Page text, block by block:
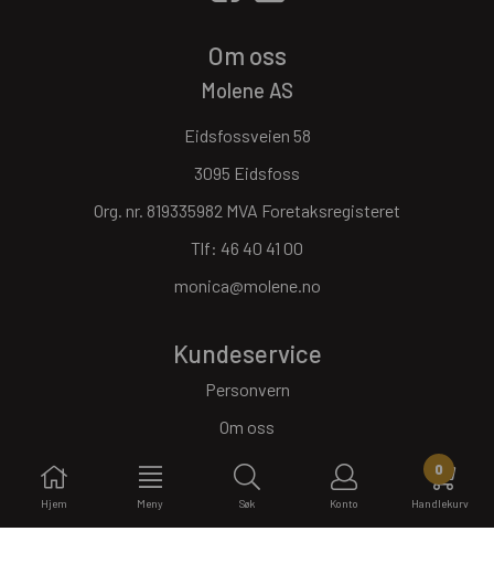
Hjem Meny Søk Konto
0
Handlekurv
Om oss
Molene AS
Eidsfossveien 58
3095 Eidsfoss
Org. nr. 819335982 MVA Foretaksregisteret
Tlf: 46 40 41 00
monica@molene.no
Kundeservice
Personvern
Om oss
Salgsbetingelser
Åpningstider